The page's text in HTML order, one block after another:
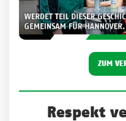
ZUM
Respekt